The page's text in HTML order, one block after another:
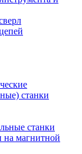
станки
станки
на магнитной